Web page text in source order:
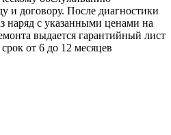
и договору. После диагностики
наряд с указанными ценами на
выдается гарантийный лист
от 6 до 12 месяцев